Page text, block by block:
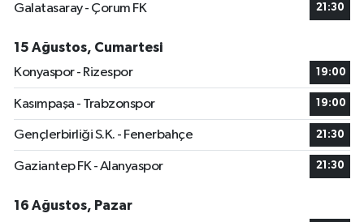
Galatasaray - Çorum FK
21:30
15 Ağustos, Cumartesi
Konyaspor - Rizespor
19:00
Kasımpaşa - Trabzonspor 19:00
Gençlerbirliği S.K. - Fenerbahçe 21:30
Gaziantep FK - Alanyaspor 21:30
16 Ağustos, Pazar